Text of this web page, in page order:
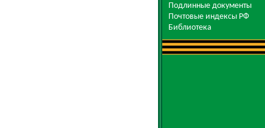
Подлинные документы
Почтовые индексы РФ
Библиотека